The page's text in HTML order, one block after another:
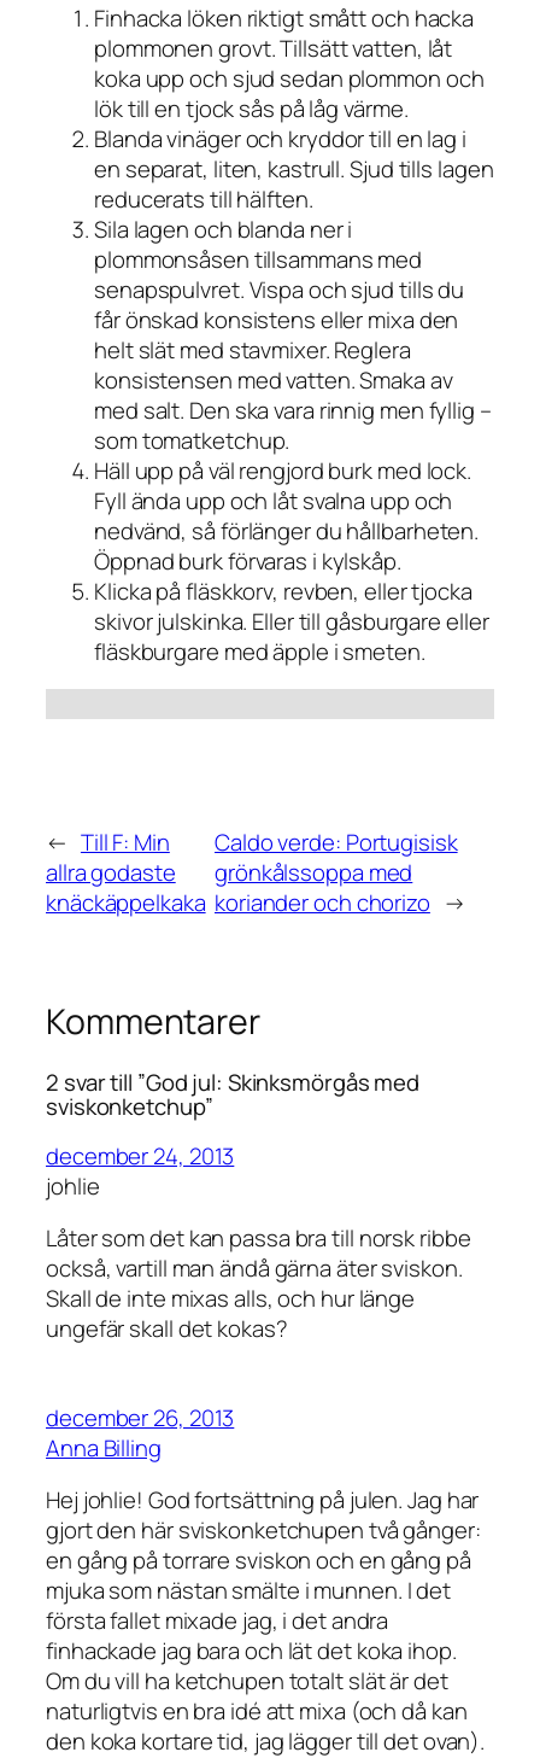
Finhacka löken riktigt smått och hacka
plommonen grovt. Tillsätt vatten, låt
koka upp och sjud sedan plommon och
lök till en tjock sås på låg värme.
Blanda vinäger och kryddor till en lag i
en separat, liten, kastrull. Sjud tills lagen
reducerats till hälften.
Sila lagen och blanda ner i
plommonsåsen tillsammans med
senapspulvret. Vispa och sjud tills du
får önskad konsistens eller mixa den
helt slät med stavmixer. Reglera
konsistensen med vatten. Smaka av
med salt. Den ska vara rinnig men fyllig –
som tomatketchup.
Häll upp på väl rengjord burk med lock.
Fyll ända upp och låt svalna upp och
nedvänd, så förlänger du hållbarheten.
Öppnad burk förvaras i kylskåp.
Klicka på fläskkorv, revben, eller tjocka
skivor julskinka. Eller till gåsburgare eller
fläskburgare med äpple i smeten.
← Till F: Min
allra godaste
knäckäppelkaka
Caldo verde: Portugisisk
grönkålssoppa med
koriander och chorizo →
Kommentarer
2 svar till ”God jul: Skinksmörgås med
sviskonketchup”
december 24, 2013
johlie
Låter som det kan passa bra till norsk ribbe
också, vartill man ändå gärna äter sviskon.
Skall de inte mixas alls, och hur länge
ungefär skall det kokas?
december 26, 2013
Anna Billing
Hej johlie! God fortsättning på julen. Jag har
gjort den här sviskonketchupen två gånger:
en gång på torrare sviskon och en gång på
mjuka som nästan smälte i munnen. I det
första fallet mixade jag, i det andra
finhackade jag bara och lät det koka ihop.
Om du vill ha ketchupen totalt slät är det
naturligtvis en bra idé att mixa (och då kan
den koka kortare tid, jag lägger till det ovan).